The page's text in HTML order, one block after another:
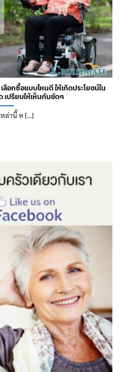
อกซื้อแบบไหนดี ให้เกิดประโยชน์ใน
เปรียบให้เห็นกันชัดๆ
ล่านี้ ห [...]